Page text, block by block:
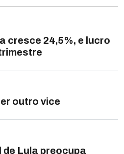
cresce 24,5%, e lucro
outro vice
de Lula preocupa